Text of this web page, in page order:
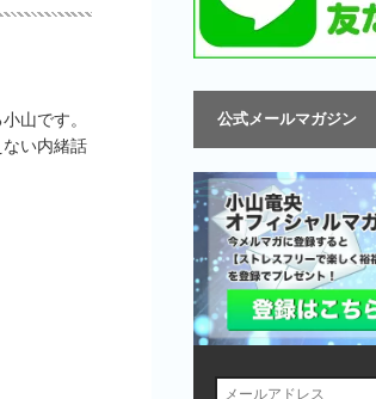
山です。
い内緒話
公式メールマガジン